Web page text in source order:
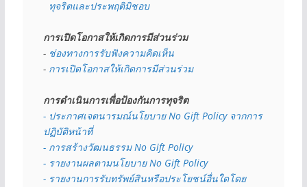
  ทุจริตและประพฤติมิชอบ
การเปิดโอกาสให้เกิดการมีส่วนร่วม
- ช่องทางการรับฟังความคิดเห็น
- การเปิดโอกาสให้เกิดการมีส่วนร่วม
การดำเนินการเพื่อป้องกันการทุจริต
- ประกาศเจตนารมณ์นโยบาย No Gift Policy จากการ
ปฏิบัติหน้าที่
- การสร้างวัฒนธรรม No Gift Policy
- รายงานผลตามนโยบาย No Gift Policy
- รายงานการรับทรัพย์สินหรือประโยชน์อื่นใดโดย